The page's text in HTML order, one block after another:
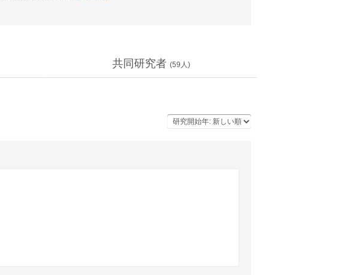
共同研究者 (59 人)